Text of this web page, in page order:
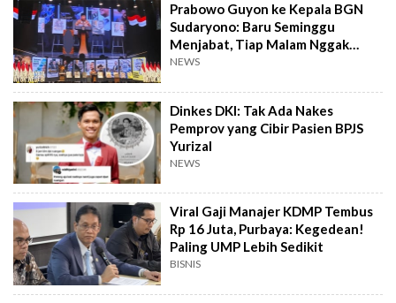
Prabowo Guyon ke Kepala BGN
Sudaryono: Baru Seminggu
Menjabat, Tiap Malam Nggak
Tidur
NEWS
Dinkes DKI: Tak Ada Nakes
Pemprov yang Cibir Pasien BPJS
Yurizal
NEWS
Viral Gaji Manajer KDMP Tembus
Rp 16 Juta, Purbaya: Kegedean!
Paling UMP Lebih Sedikit
BISNIS